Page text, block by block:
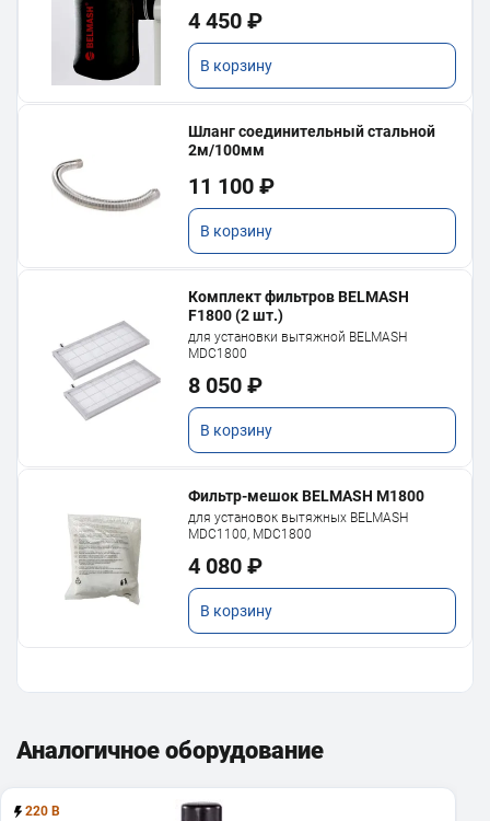
4 450 ₽
В корзину
Шланг соединительный стальной
2м/100мм
11 100 ₽
В корзину
Комплект фильтров BELMASH
F1800 (2 шт.)
для установки вытяжной BELMASH
MDC1800
8 050 ₽
В корзину
Фильтр-мешок BELMASH M1800
для установок вытяжных BELMASH
MDC1100, MDC1800
4 080 ₽
В корзину
2м/100мм
Аналогичное оборудование
220 В